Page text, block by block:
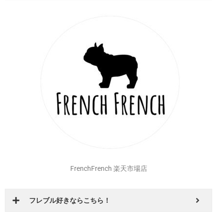
FrenchFrench 楽天市場店
フレブル好きならこちら！